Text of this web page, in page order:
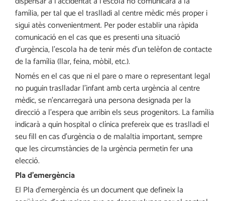
família, per tal que el traslladi al centre mèdic més proper i
sigui atès convenientment. Per poder establir una ràpida
comunicació en el cas que es presenti una situació
d’urgència, l’escola ha de tenir més d’un telèfon de contacte
de la família (llar, feina, mòbil, etc.).
Només en el cas que ni el pare o mare o representant legal
no puguin traslladar l’infant amb certa urgència al centre
mèdic, se n’encarregarà una persona designada per la
direcció a l’espera que arribin els seus progenitors. La família
indicarà a quin hospital o clínica prefereix que es traslladi el
seu fill en cas d’urgència o de malaltia important, sempre
que les circumstàncies de la urgència permetin fer una
elecció.
Pla d’emergència
El Pla d’emergència és un document que defineix la